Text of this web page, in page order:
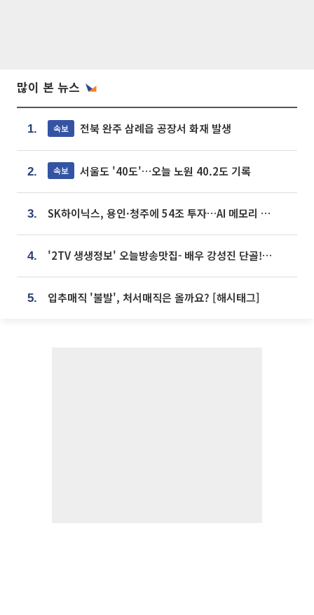
많이 본 뉴스
1. 속보 전북 완주 삼례읍 공장서 화재 발생
2. 속보 서울도 '40도'…오늘 노원 40.2도 기록
3. SK하이닉스, 용인·청주에 54조 투자…AI 메모리 생산기지 키운다
4. '2TV 생생정보' 오늘방송맛집- 배우 강성진 단골! 쌀국수ㆍ푸팟퐁 커리 맛집 '블○○○'
5. 입추매직 '불발', 처서매직은 올까요? [해시태그]